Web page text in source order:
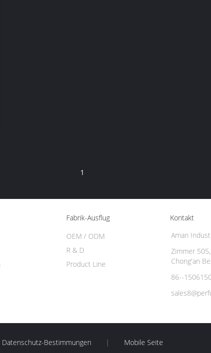
1
Fabrik-Ausflug
Product Line
OEM / ODM
R & D
Kontakt
Aman
Zimmer
Chong'an
86--
Datenschutz-Bestimmungen | Mobile Seite